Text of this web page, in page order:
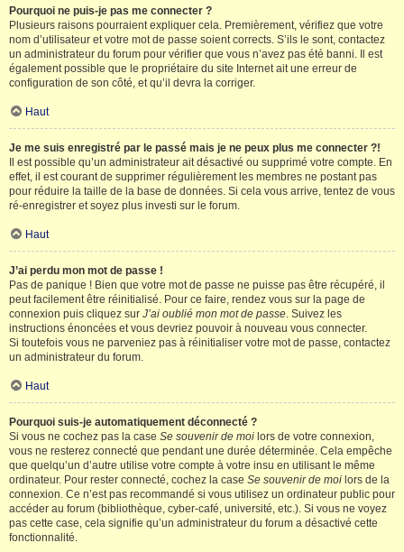
Pourquoi ne puis-je pas me connecter ?
Plusieurs raisons pourraient expliquer cela. Premièrement, vérifiez que votre
nom d’utilisateur et votre mot de passe soient corrects. S’ils le sont, contactez
un administrateur du forum pour vérifier que vous n’avez pas été banni. Il est
également possible que le propriétaire du site Internet ait une erreur de
configuration de son côté, et qu’il devra la corriger.
Haut
Je me suis enregistré par le passé mais je ne peux plus me connecter ?!
Il est possible qu’un administrateur ait désactivé ou supprimé votre compte. En
effet, il est courant de supprimer régulièrement les membres ne postant pas
pour réduire la taille de la base de données. Si cela vous arrive, tentez de vous
ré-enregistrer et soyez plus investi sur le forum.
Haut
J’ai perdu mon mot de passe !
Pas de panique ! Bien que votre mot de passe ne puisse pas être récupéré, il
peut facilement être réinitialisé. Pour ce faire, rendez vous sur la page de
connexion puis cliquez sur J’ai oublié mon mot de passe. Suivez les
instructions énoncées et vous devriez pouvoir à nouveau vous connecter.
Si toutefois vous ne parveniez pas à réinitialiser votre mot de passe, contactez
un administrateur du forum.
Haut
Pourquoi suis-je automatiquement déconnecté ?
Si vous ne cochez pas la case Se souvenir de moi lors de votre connexion,
vous ne resterez connecté que pendant une durée déterminée. Cela empêche
que quelqu’un d’autre utilise votre compte à votre insu en utilisant le même
ordinateur. Pour rester connecté, cochez la case Se souvenir de moi lors de la
connexion. Ce n’est pas recommandé si vous utilisez un ordinateur public pour
accéder au forum (bibliothèque, cyber-café, université, etc.). Si vous ne voyez
pas cette case, cela signifie qu’un administrateur du forum a désactivé cette
fonctionnalité.